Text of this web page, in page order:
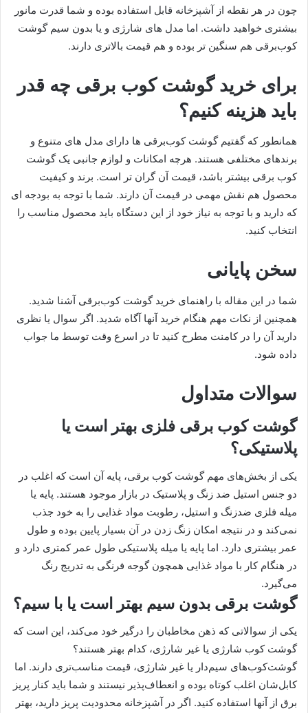
چون در هر نقطه از آشپزخانه قابل استفاده بوده و شما قدرت مانور
بیشتری خواهید داشت. اما مدل های شارژی و یا بدون سیم گوشت
کوب‌برقی هم سنگین تر بوده و هم قیمت بالاتری دارند.
برای خرید گوشت کوب برقی چه قدر
باید هزینه کنیم؟
همانطور که گفتیم گوشت کوب‌برقی ها دارای مدل های متنوع و
برندهای مختلفی هستند. هرچه امکانات و لوازم جانبی یک گوشت
کوب برقی بیشتر باشد، قیمت آن گران تر است. برند و کیفیت
محصول هم نقش مهمی در قیمت آن دارند. شما با توجه به بودجه ای
که دارید و با توجه به نیاز خود از این دستگاه باید محصول مناسب را
انتخاب کنید.
سخن پایانی
شما در این مقاله با راهنمای خرید گوشت کوب‌برقی آشنا شدید.
همچنین از نکات مهم هنگام خرید آنها آگاه شدید. اگر سوال یا نظری
دارید آن را در کامنت مطرح کنید تا در اسرع وقت توسط ما جواب
داده شود.
سوالات متداول
گوشت کوب برقی فلزی بهتر است یا
پلاستیکی؟
یکی از بخش‌های مهم گوشت کوب برقی، پایه آن است که اغلب در
دو جنس استیل ضد زنگ و پلاستیک در بازار موجود هستند. پایه یا
میله فلزی ضدزنگ و استیل، رطوبت مواد غذایی را به خود جذب
نمی‌کند و در نتیجه امکان زنگ زدن در آن بسیار پایین بوده و طول
عمر بیشتری دارد. اما پایه یا میله پلاستیکی طول عمر کمتری دارد و
در هنگام کار با مواد غذایی همچون گوجه فرنگی به تدریج رنگ
می‌گیرد.
گوشت برقی بدون سیم بهتر است یا با سیم؟
یکی از سوالاتی که ذهن مخاطبان را درگیر خود می‌کند، این است که
گوشت کوب شارژی یا غیر شارژی، کدام بهتر هستند؟
گوشت‌کوب‌های سیم‌دار یا غیر شارژی، قیمت مناسب‌تری دارند. اما
کابل‌شان اغلب کوتاه بوده و انعطاف‌پذیر نیستند و شما باید کنار پریز
برق از آنها استفاده کنید. اگر در آشپزخانه محدودیت پریز دارید، بهتر